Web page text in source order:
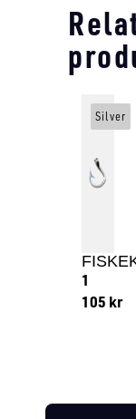
1
105 kr
Silver